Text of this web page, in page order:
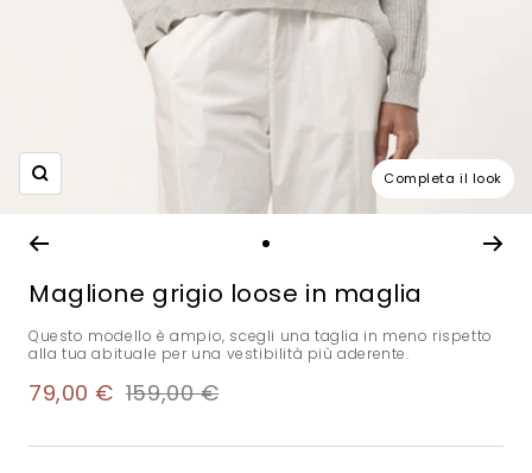
Completa il look
Ingrandisci
Vai
slide
Maglione grigio loose in maglia
Questo modello è ampio, scegli una taglia in meno rispetto
alla tua abituale per una vestibilità più aderente.
Prezzo
79,00 € Prezzo
159,00 €